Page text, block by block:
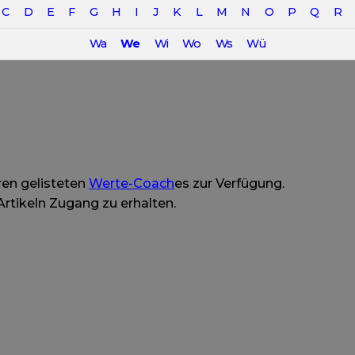
C D E F G H I J K L M N O P Q R
Wa We Wi Wo Ws Wü
gelisteten Werte-Coaches zur Verfügung.
Zugang zu erhalten.